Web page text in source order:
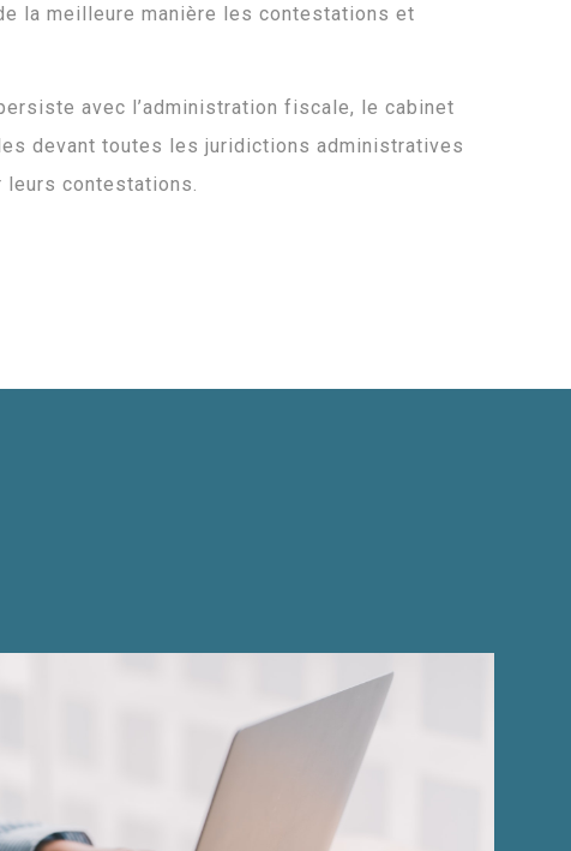
la meilleure manière les contestations et
avec l’administration fiscale, le cabinet
devant toutes les juridictions administratives
contestations.